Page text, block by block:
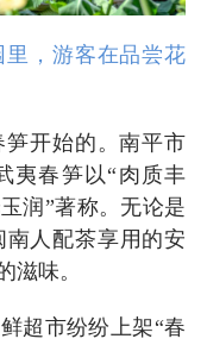
，游客在品尝花
开始的。南平市
夷春笋以“肉质丰
润”著称。无论是
人配茶享用的安
滋味。
超市纷纷上架“春